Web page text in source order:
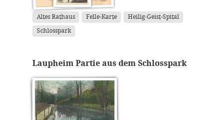
Altes Rathaus Felle-Karte Heilig-Geist-Spital
Schlosspark
Laupheim Partie aus dem Schlosspark